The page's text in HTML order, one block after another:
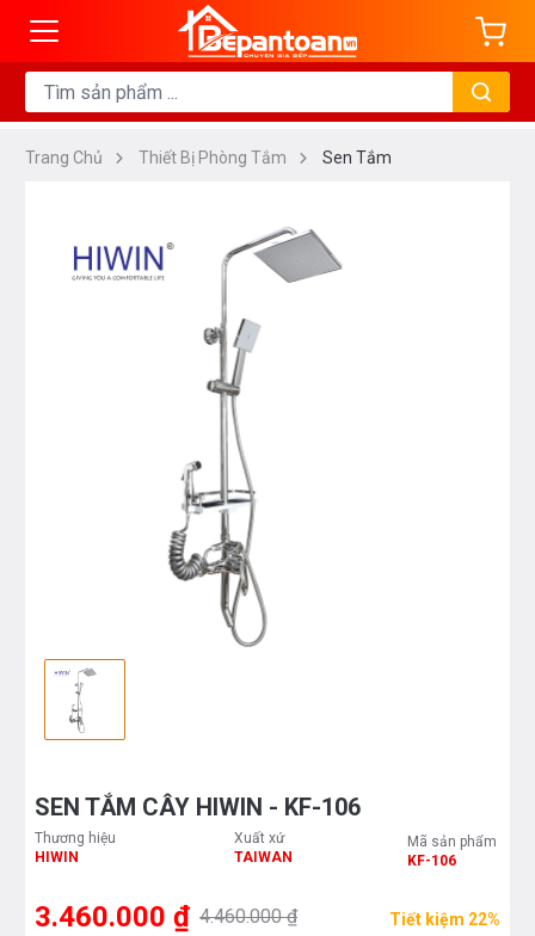
Trang Chủ Thiết Bị Phòng Tắm Sen Tắm
SEN TẮM CÂY HIWIN - KF-106
Thương hiệu
HIWIN
Xuất xứ
TAIWAN
Mã sản phẩm
KF-106
3.460.000 ₫ 4.460.000 ₫ Tiết kiệm 22%